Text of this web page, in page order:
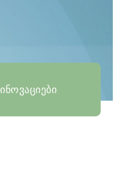
ინოვაციები